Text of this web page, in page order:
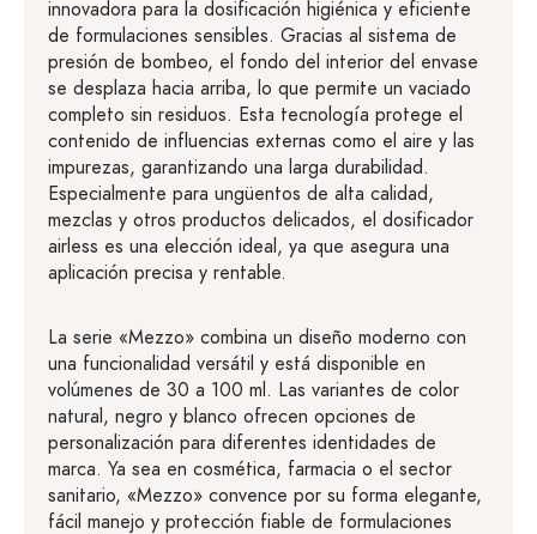
innovadora para la dosificación higiénica y eficiente
de formulaciones sensibles. Gracias al sistema de
presión de bombeo, el fondo del interior del envase
se desplaza hacia arriba, lo que permite un vaciado
completo sin residuos. Esta tecnología protege el
contenido de influencias externas como el aire y las
impurezas, garantizando una larga durabilidad.
Especialmente para ungüentos de alta calidad,
mezclas y otros productos delicados, el dosificador
airless es una elección ideal, ya que asegura una
aplicación precisa y rentable.
La serie «Mezzo» combina un diseño moderno con
una funcionalidad versátil y está disponible en
volúmenes de 30 a 100 ml. Las variantes de color
natural, negro y blanco ofrecen opciones de
personalización para diferentes identidades de
marca. Ya sea en cosmética, farmacia o el sector
sanitario, «Mezzo» convence por su forma elegante,
fácil manejo y protección fiable de formulaciones